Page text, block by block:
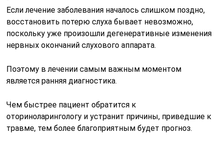
Если лечение заболевания началось слишком поздно,
восстановить потерю слуха бывает невозможно,
поскольку уже произошли дегенеративные изменения
нервных окончаний слухового аппарата.
Поэтому в лечении самым важным моментом
является ранняя диагностика.
Чем быстрее пациент обратится к
оториноларингологу и устранит причины, приведшие к
травме, тем более благоприятным будет прогноз.